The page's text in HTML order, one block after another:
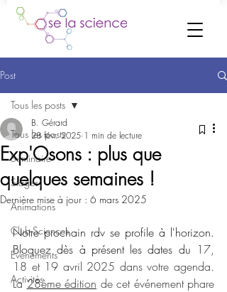
Post
Tous les posts
Séminaire
Stages
Animations
Club-Sciences
Evènements
Activités
Tous les posts
Exp'Osons : plus que
quelques semaines !
B. Gérard
28 févr. 2025 1 min de lecture
Dernière mise à jour : 6 mars 2025
Notre prochain rdv se profile à l'horizon.
Bloquez dès à présent les dates du 17,
18 et 19 avril 2025 dans votre agenda.
La 28ème édition de cet événement phare